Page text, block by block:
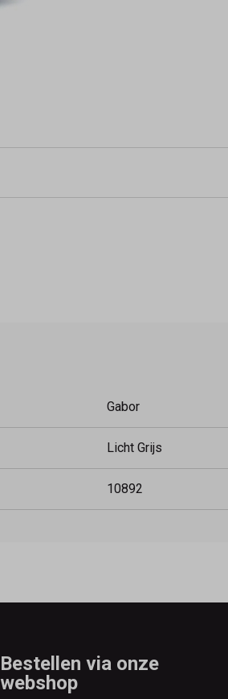
Gabor
Licht Grijs
10892
Bestellen via onze
webshop